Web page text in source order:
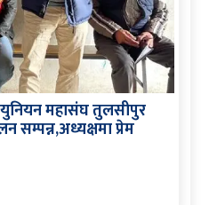
युनियन महासंघ तुलसीपुर
सम्पन्न,अध्यक्षमा प्रेम